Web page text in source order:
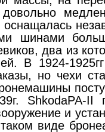
довольно
шинами
два из
В 1924-
но чехи
ShkodaPA-II
и
виде